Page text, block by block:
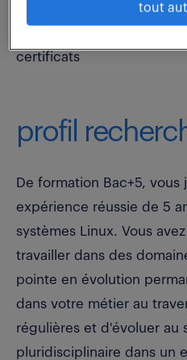
comme Gitlab,
certificats
profil
De formation Bac+5, vous
expérience réussie de 5
systèmes Linux. Vous
travailler dans des
pointe en évolution
dans votre métier au
régulières et d'évoluer au
pluridisciplinaire dans un
tout